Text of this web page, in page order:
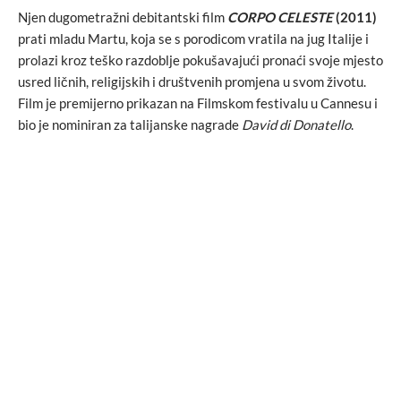
Njen dugometražni debitantski film CORPO CELESTE(2011)
prati mladu Martu, koja se s porodicom vratila na jug Italije i
prolazi kroz teško razdoblje pokušavajući pronaći svoje mjesto
usred ličnih, religijskih i društvenih promjena u svom životu.
Film je premijerno prikazan na Filmskom festivalu u Cannesu i
bio je nominiran za talijanske nagrade David di Donatello.